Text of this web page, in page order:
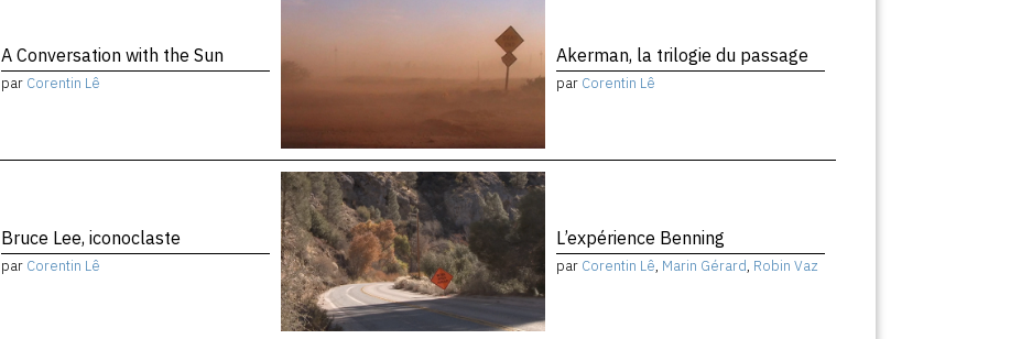
A Conversation with the Sun
par Corentin Lê
Akerman, la trilogie du passage
par Corentin Lê
Bruce Lee, iconoclaste
par Corentin Lê
L’expérience Benning
par Corentin Lê, Marin Gérard, Robin Vaz